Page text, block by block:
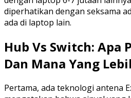
diperhatikan dengan seksama
ada di laptop lain.
Hub Vs Switch: Apa
Dan Mana Yang
Pertama, ada teknologi antena